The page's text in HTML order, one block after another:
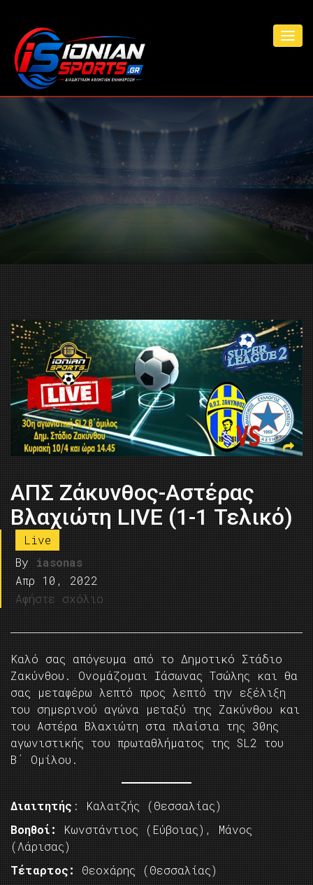
ΑΠΣ Ζάκυνθος-Αστέρας
Βλαχιώτη LIVE (1-1 Τελικό)
Live
By iasonas
Απρ 10, 2022
Αφήστε σχόλιο
Καλό σας απόγευμα από το Δημοτικό Στάδιο
Ζακύνθου. Ονομάζομαι Ιάσωνας Τσώλης και θα
σας μεταφέρω λεπτό προς λεπτό την εξέλιξη
του σημερινού αγώνα μεταξύ της Ζακύνθου και
του Αστέρα Βλαχιώτη στα πλαίσια της 30ης
αγωνιστικής του πρωταθλήματος της SL2 του
Β΄ Ομίλου.
Διαιτητής : Καλατζής (Θεσσαλίας)
Βοηθοί:
Κωνστάντιος (Εύβοιας), Μάνος
(Λάρισας)
Τέταρτος:
Θεοχάρης (Θεσσαλίας)